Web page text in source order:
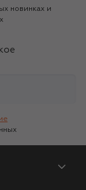
новинках и